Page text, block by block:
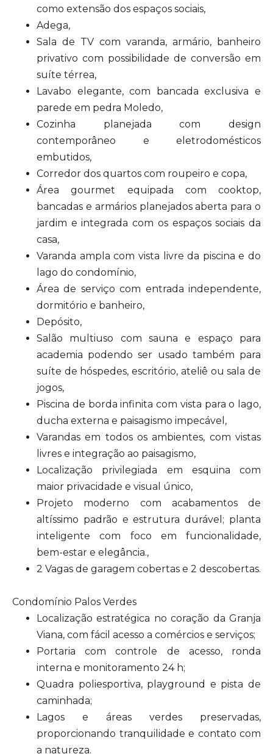
como extensão dos espaços sociais,
Adega,
Sala de TV com varanda, armário, banheiro
privativo com possibilidade de conversão em
suíte térrea,
Lavabo elegante, com bancada exclusiva e
parede em pedra Moledo,
Cozinha planejada com design
contemporâneo e eletrodomésticos
embutidos,
Corredor dos quartos com roupeiro e copa,
Área gourmet equipada com cooktop,
bancadas e armários planejados aberta para o
jardim e integrada com os espaços sociais da
casa,
Varanda ampla com vista livre da piscina e do
lago do condomínio,
Área de serviço com entrada independente,
dormitório e banheiro,
Depósito,
Salão multiuso com sauna e espaço para
academia podendo ser usado também para
suíte de hóspedes, escritório, ateliê ou sala de
jogos,
Piscina de borda infinita com vista para o lago,
ducha externa e paisagismo impecável,
Varandas em todos os ambientes, com vistas
livres e integração ao paisagismo,
Localização privilegiada em esquina com
maior privacidade e visual único,
Projeto moderno com acabamentos de
altíssimo padrão e estrutura durável; planta
inteligente com foco em funcionalidade,
bem-estar e elegância.,
2 Vagas de garagem cobertas e 2 descobertas.
Condomínio Palos Verdes
Localização estratégica no coração da Granja
Viana, com fácil acesso a comércios e serviços;
Portaria com controle de acesso, ronda
interna e monitoramento 24 h;
Quadra poliesportiva, playground e pista de
caminhada;
Lagos e áreas verdes preservadas,
proporcionando tranquilidade e contato com
a natureza.